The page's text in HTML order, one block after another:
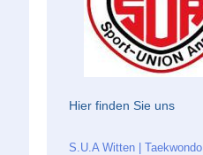
Hier finden Sie uns
S.U.A Witten | Taekwondo